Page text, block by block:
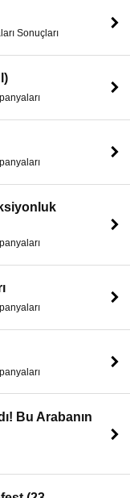
Sonuçları
Bu Arabanın